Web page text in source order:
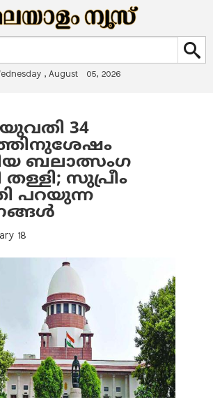
, August 05, 2026
യുവതി 34
ബലാത്സംഗ
തള്ളി; സുപ്രീം
പറയുന്ന
18